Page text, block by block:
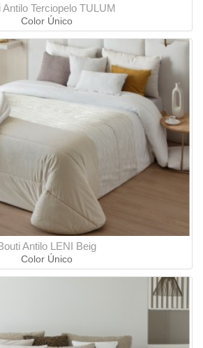
Antilo Terciopelo TULUM
Color Único
Antilo LENI Beig
Color Único